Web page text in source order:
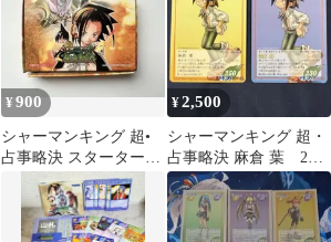
¥900
シャーマンキング 超•
占事略決 スターターパ
¥2,500
シャーマンキング 超・
占事略決 麻倉 葉 2枚
組